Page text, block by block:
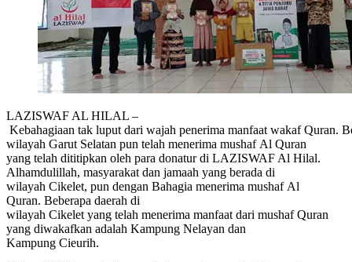
LAZISWAF AL HILAL –
Kebahagiaan tak luput dari wajah penerima manfaat wakaf Quran.
wilayah Garut Selatan pun telah menerima mushaf Al Quran
yang telah dititipkan oleh para donatur di LAZISWAF Al Hilal.
Alhamdulillah, masyarakat dan jamaah yang berada di
wilayah Cikelet, pun dengan Bahagia menerima mushaf Al
Quran. Beberapa daerah di
wilayah Cikelet yang telah menerima manfaat dari mushaf Quran
yang diwakafkan adalah Kampung Nelayan dan
Kampung Cieurih.